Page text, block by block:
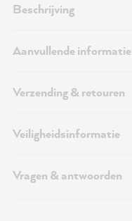
Beschrijving
Aanvullende informatie
Verzending & retouren
Veiligheidsinformatie
Vragen & antwoorden